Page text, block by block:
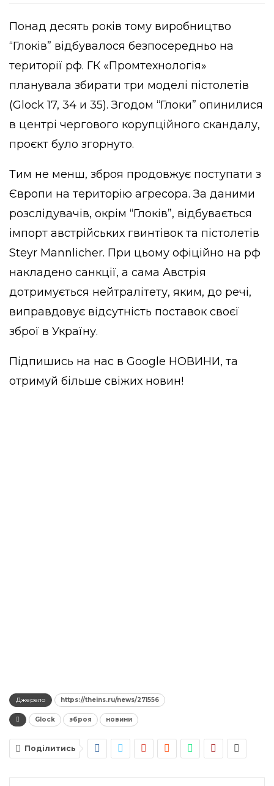
Понад десять років тому виробництво
“Глоків” відбувалося безпосередньо на
території рф. ГК «Промтехнологія»
планувала збирати три моделі пістолетів
(Glock 17, 34 и 35). Згодом “Глоки” опинилися
в центрі чергового корупційного скандалу,
проєкт було згорнуто.
Тим не менш, зброя продовжує поступати з
Європи на територію агресора. За даними
розслідувачів, окрім “Глоків”, відбувається
імпорт австрійських гвинтівок та пістолетів
Steyr Mannlicher. При цьому офіційно на рф
накладено санкції, а сама Австрія
дотримується нейтралітету, яким, до речі,
виправдовує відсутність поставок своєї
зброї в Україну.
Підпишись на нас в Google НОВИНИ, та
отримуй більше свіжих новин!
Джерело https://theins.ru/news/271556
Glock зброя новини
Поділитись